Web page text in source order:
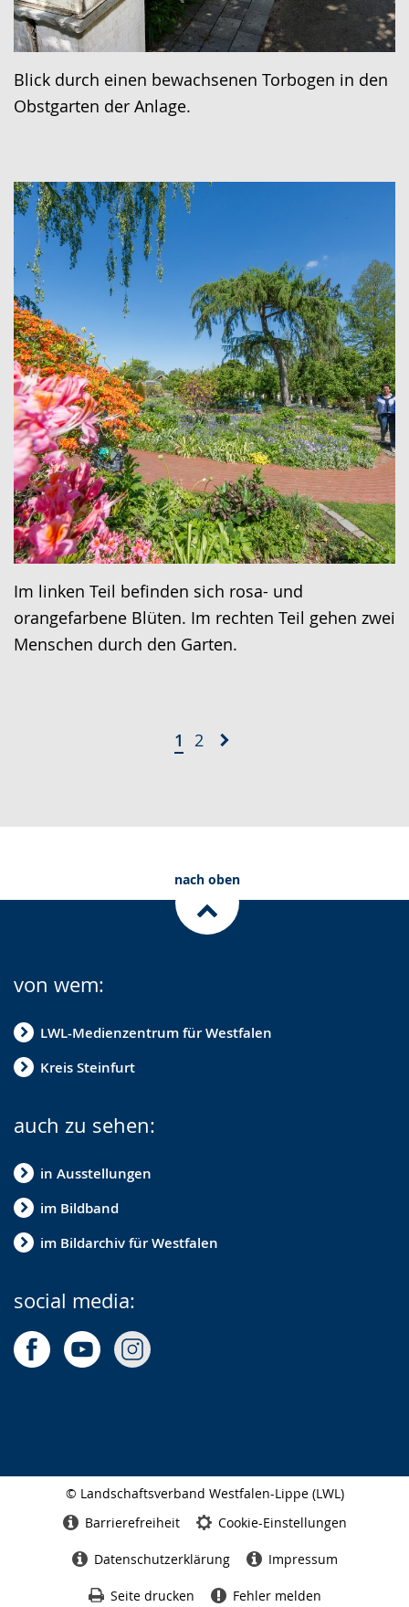
Blick durch einen bewachsenen Torbogen in den
Obstgarten der Anlage.
Im linken Teil befinden sich rosa- und
orangefarbene Blüten. Im rechten Teil gehen zwei
Menschen durch den Garten.
1 2
nach oben
von wem:
LWL-Medienzentrum für Westfalen
Kreis Steinfurt
auch zu sehen:
in Ausstellungen
im Bildband
im Bildarchiv für Westfalen
social media:
© Landschaftsverband Westfalen-Lippe (LWL)
Barrierefreiheit Cookie-Einstellungen
Datenschutzerklärung Impressum
Seite drucken Fehler melden